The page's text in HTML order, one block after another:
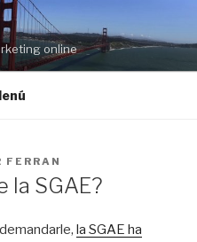
online
FERRAN
la SGAE?
la SGAE ha